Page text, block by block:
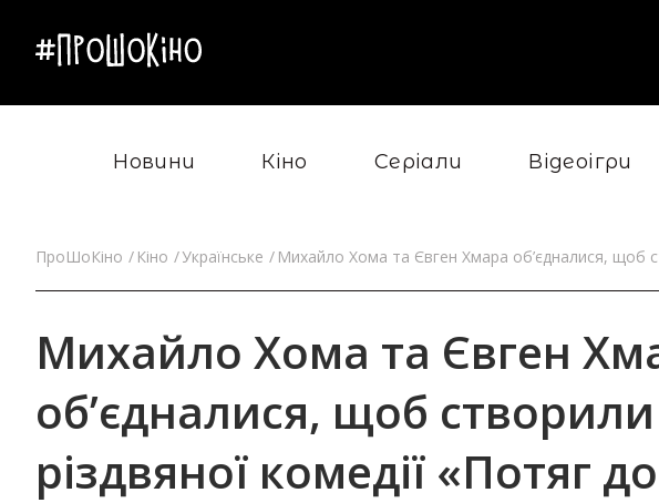
Новини Кіно Серіали Відеоігри
ПроШоКіно Кіно Українське Михайло Хома та Євген Хмара об’єдналися, щоб
Михайло Хома та Євген
об’єдналися, щоб
різдвяної комедії «Потяг